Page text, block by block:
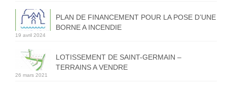
PLAN DE FINANCEMENT POUR LA POSE D’UNE
BORNE A INCENDIE
19 avril 2024
LOTISSEMENT DE SAINT-GERMAIN –
TERRAINS A VENDRE
26 mars 2021